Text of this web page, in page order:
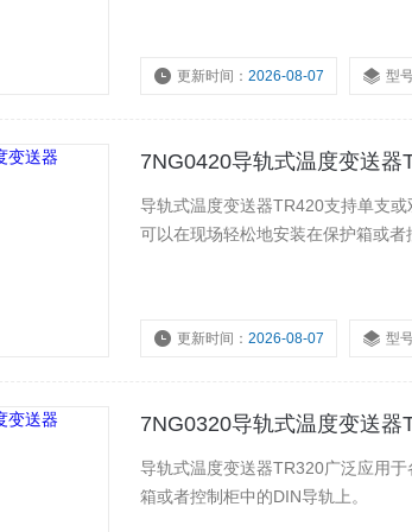
更新时间：2026-08-07 型
7NG0420导轨式温度变送器
导轨式温度变送器TR420支持单支
可以在现场轻松地安装在保护箱或
更新时间：2026-08-07 型
7NG0320导轨式温度变送器
导轨式温度变送器TR320广泛应用
箱或者控制柜中的DIN导轨上。